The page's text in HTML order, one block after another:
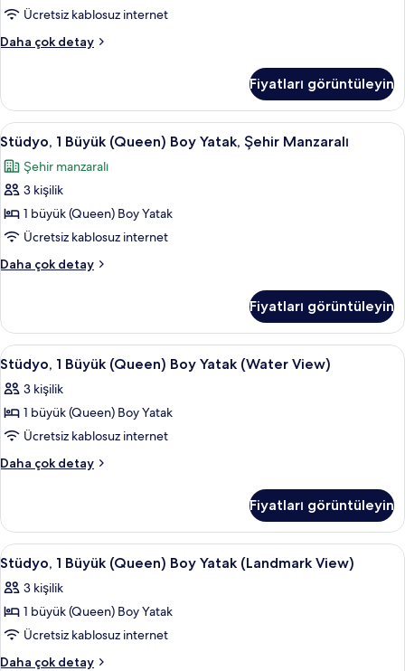
detay
(Queen)
Boy
View)
için
tüm
fotoğrafları
görün
Ücretsiz kablosuz internet
Daha çok detay
Stüdyo
(Queen)
Boy
Yatak
View)
hakkında
fazla
detay
Fiyatları görüntüleyin
Stüdyo,
1
Büyük
(Queen)
Boy
Yatak,
Şehir
Manzaralı
tüm
fotoğrafları
görün
Odada kasa, ücretsiz kablosuz
4
Stüdyo, 1 Büyük (Queen) Boy Yatak, Şehir Manzaralı
Şehir manzaralı
3 kişilik
1 büyük (Queen) Boy Yatak
Ücretsiz kablosuz internet
Daha çok detay
Stüdyo,
Boy
Yatak,
Şehir
Manzaralı
hakkında
daha
fazla
detay
Fiyatları görüntüleyin
Stüdyo,
1
Büyük
(Queen)
Boy
Yatak
için
tüm
fotoğrafları
görün
Odada kasa, ücretsiz kablosuz
4
Stüdyo, 1 Büyük (Queen) Boy Yatak (Water View)
3 kişilik
1 büyük (Queen) Boy Yatak
Ücretsiz kablosuz internet
Daha çok detay
Stüdyo,
Boy
Yatak
(Water
hakkında
daha
fazla
detay
Fiyatları görüntüleyin
Stüdyo,
1
Büyük
(Queen)
Boy
Yatak
Odada kasa, ücretsiz kablosuz
4
Stüdyo, 1 Büyük (Queen) Boy Yatak (Landmark View)
3 kişilik
1 büyük (Queen) Boy Yatak
Ücretsiz kablosuz internet
Daha çok detay
Stüdyo,